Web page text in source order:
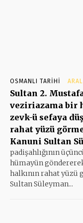
OSMANLI TARIHI
Sultan 2.
veziriazama bir
zevk-ü sefaya
rahat yüzü
Kanuni Sultan
padişahlığının
hümayün
halkının rahat yüzü
Sultan Süleyman...